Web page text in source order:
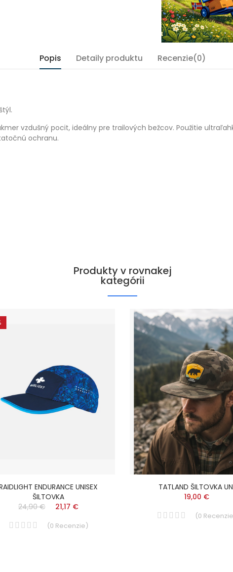
Popis Detaily produktu Recenzie(0)
vzdušný pocit, ideálny pre trailových bežcov. Použitie
ochranu.
Produkty v rovnakej
kategórii
ENDURANCE UNISEX
ŠILTOVKA
24,90 €
21,17 €
(0 Recenzie)
TATLAND ŠILTOVKA
19,00 €
(0 Recenzie